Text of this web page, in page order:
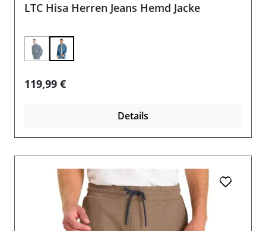
LTC Hisa Herren Jeans Hemd Jacke
(Diese Option ist zurzeit nicht verfügbar.)
Regulärer Preis:
119,99 €
Details